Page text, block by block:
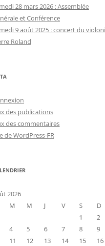
28 mars 2026 : Assemblée
et Conférence
9 août 2025 : concert du
Roland
des publications
des commentaires
de WordPress-FR
2026
M M J V S
D
1
2
4 5 6 7 8
9
11 12 13 14 15
16